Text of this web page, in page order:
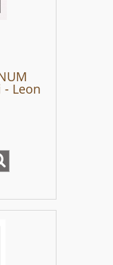
- Leon